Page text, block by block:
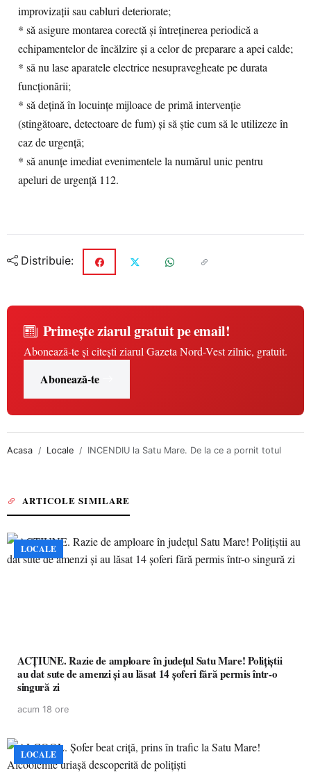
improvizații sau cabluri deteriorate;
* să asigure montarea corectă și întreținerea periodică a
echipamentelor de încălzire și a celor de preparare a apei calde;
* să nu lase aparatele electrice nesupravegheate pe durata
funcționării;
* să dețină în locuințe mijloace de primă intervenție
(stingătoare, detectoare de fum) și să știe cum să le utilizeze în
caz de urgență;
* să anunțe imediat evenimentele la numărul unic pentru
apeluri de urgență 112.
Distribuie:
Primește ziarul gratuit pe email!
Abonează-te și citești ziarul Gazeta Nord-Vest zilnic, gratuit.
Abonează-te
Acasa Locale INCENDIU la Satu Mare. De la ce a pornit totul
ARTICOLE SIMILARE
LOCALE
ACȚIUNE. Razie de amploare în județul Satu Mare! Polițiștii
au dat sute de amenzi și au lăsat 14 șoferi fără permis într-o
singură zi
acum 18 ore
LOCALE